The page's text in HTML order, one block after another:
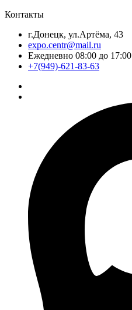
Контакты
г.Донецк, ул.Артёма, 43
expo.centr@mail.ru
Ежедневно 08:00 до 17:00
+7(949)-621-83-63